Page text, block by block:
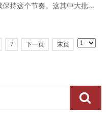
持这个节奏。这其中大批...
7 下一页
末页